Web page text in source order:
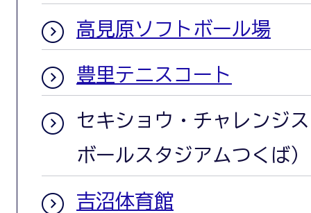
高見原ソフトボール場
豊里テニスコート
セキショウ・チャレンジ
ボールスタジアムつくば）
吉沼体育館